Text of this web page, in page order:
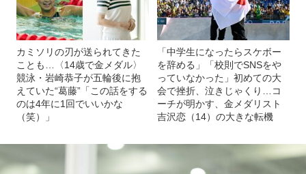
カミソリの刃が送られてきた
ことも…〈14歳で金メダル〉
競泳・岩崎恭子が五輪後に抱
えていた“葛藤”「この話をする
のは4年に1回でいいかな
（笑）」
「中学生になったらスケボー
を辞める」「校則でSNSをや
っていなかった」初めての大
会で挫折、泣きじゃくり…コ
ーチが明かす、金メダリスト
吉沢恋（14）の大きな転機